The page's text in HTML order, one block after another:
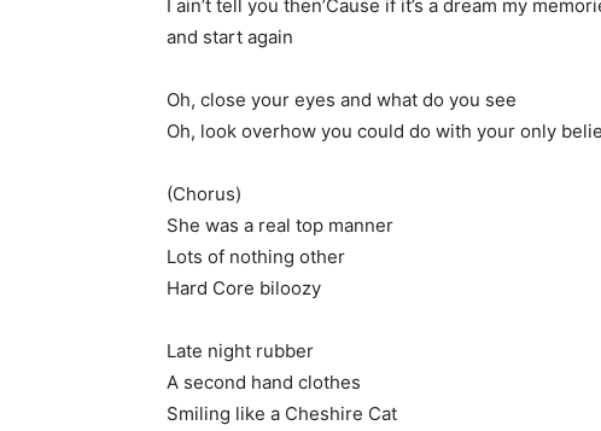
I ain’t tell you then’Cause if it’s a dream my
and start again
Oh, close your eyes and what do you see
Oh, look overhow you could do with your only
(Chorus)
She was a real top manner
Lots of nothing other
Hard Core biloozy
Late night rubber
A second hand clothes
Smiling like a Cheshire Cat